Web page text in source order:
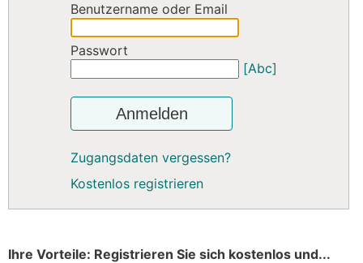
Benutzername oder Email
Passwort
[Abc]
Anmelden
Zugangsdaten vergessen?
Kostenlos registrieren
Ihre Vorteile: Registrieren Sie sich kostenlos und...